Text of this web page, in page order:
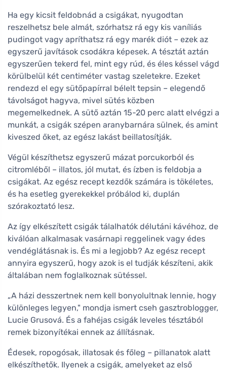
Ha egy kicsit feldobnád a csigákat, nyugodtan
reszelhetsz bele almát, szórhatsz rá egy kis vaníliás
pudingot vagy apríthatsz rá egy marék diót – ezek az
egyszerű javítások csodákra képesek. A tésztát aztán
egyszerűen tekerd fel, mint egy rúd, és éles késsel vágd
körülbelül két centiméter vastag szeletekre. Ezeket
rendezd el egy sütőpapírral bélelt tepsin – elegendő
távolságot hagyva, mivel sütés közben
megemelkednek. A sütő aztán 15-20 perc alatt elvégzi a
munkát, a csigák szépen aranybarnára sülnek, és amint
kiveszed őket, az egész lakást beillatosítják.
Végül készíthetsz egyszerű mázat porcukorból és
citromléből – illatos, jól mutat, és ízben is feldobja a
csigákat. Az egész recept kezdők számára is tökéletes,
és ha esetleg gyerekekkel próbálod ki, duplán
szórakoztató lesz.
Az így elkészített csigák tálalhatók délutáni kávéhoz, de
kiválóan alkalmasak vasárnapi reggelinek vagy édes
vendéglátásnak is. És mi a legjobb? Az egész recept
annyira egyszerű, hogy azok is el tudják készíteni, akik
általában nem foglalkoznak sütéssel.
„A házi desszertnek nem kell bonyolultnak lennie, hogy
különleges legyen," mondja ismert cseh gasztroblogger,
Lucie Grusová. És a fahéjas csigák leveles tésztából
remek bizonyítékai ennek az állításnak.
Édesek, ropogósak, illatosak és főleg – pillanatok alatt
elkészíthetők. Ilyenek a csigák, amelyeket az első